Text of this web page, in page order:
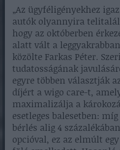
„Az ügyféligényekhez
autók olyannyira
hogy az októberben
alatt vált a
közölte Farkas Péter.
tudatosságának
egyre többen választják
díjért a wigo care-t,
maximalizálja a
esetleges balesetben:
bérlés alig 4
opcióval, ez az elmúlt